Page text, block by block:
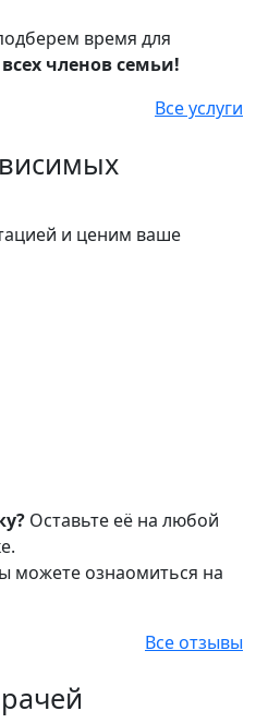
время для
всех членов семьи!
Все услуги
и ценим ваше
Оставьте её на любой
можете ознаомиться на
Все отзывы